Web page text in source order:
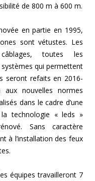
de 800 m à 600 m.
en partie en 1995,
sont vétustes. Les
toutes les
qui permettent
seront refaits en 2016-
nouvelles normes
dans le cadre d’une
la technologie « leds »
Sans caractère
à l’installation des feux
équipes travailleront 7